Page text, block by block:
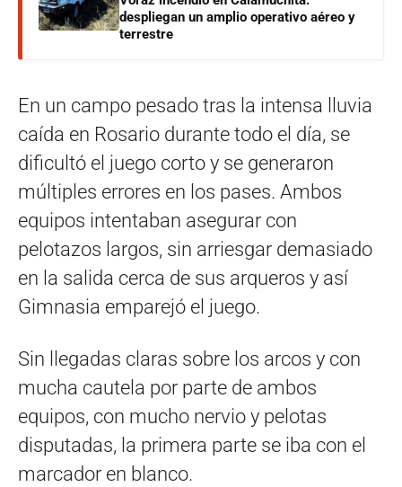
despliegan un amplio operativo aéreo y
terrestre
En un campo pesado tras la intensa lluvia
caída en Rosario durante todo el día, se
dificultó el juego corto y se generaron
múltiples errores en los pases. Ambos
equipos intentaban asegurar con
pelotazos largos, sin arriesgar demasiado
en la salida cerca de sus arqueros y así
Gimnasia emparejó el juego.
Sin llegadas claras sobre los arcos y con
mucha cautela por parte de ambos
equipos, con mucho nervio y pelotas
disputadas, la primera parte se iba con el
marcador en blanco.